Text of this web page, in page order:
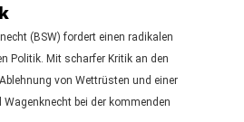
(BSW) fordert einen radikalen
Politik. Mit scharfer Kritik an den
von Wettrüsten und einer
bei der kommenden